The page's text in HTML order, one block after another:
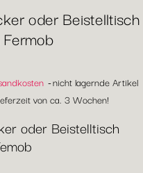
oder Beistelltisch
nicht lagernde Artikel
von ca. 3 Wochen!
oder Beistelltisch